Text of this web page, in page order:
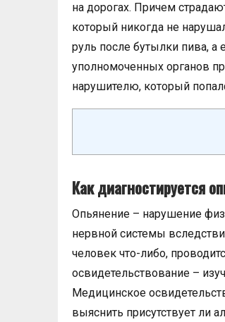
на дорогах. Причем
который никогда не
руль после бутылки пива,
уполномоченных органов
нарушителю, который
Как диагностируется
Опьянение – нарушение
нервной системы
человек что-либо,
освидетельствование –
Медицинское
выяснить присутствует ли